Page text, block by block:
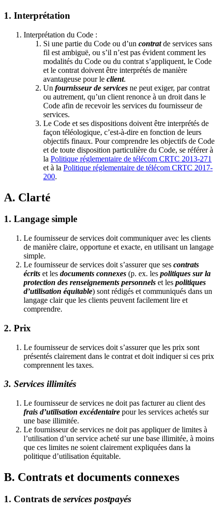
1. Interprétation
Interprétation du Code :
Si une partie du Code ou d’un contratde services sans
fil est ambiguë, ou s’il n’est pas évident comment les
modalités du Code ou du contrat s’appliquent, le Code
et le contrat doivent être interprétés de manière
avantageuse pour le client.
Un fournisseur de services ne peut exiger, par contrat
ou autrement, qu’un client renonce à un droit dans le
Code afin de recevoir les services du fournisseur de
services.
Le Code et ses dispositions doivent être interprétés de
façon téléologique, c’est-à-dire en fonction de leurs
objectifs finaux. Pour comprendre les objectifs de Code
et de toute disposition particulière du Code, se référer à
la Politique réglementaire de télécom CRTC 2013‑271
et à la Politique réglementaire de télécom CRTC 2017-
200.
A. Clarté
1. Langage simple
Le fournisseur de services doit communiquer avec les clients
de manière claire, opportune et exacte, en utilisant un langage
simple.
Le fournisseur de services doit s’assurer que ses contrats
écrits et les documents connexes (p. ex. les politiques sur la
protection des renseignements personnels et les politiques
d’utilisation équitable) sont rédigés et communiqués dans un
langage clair que les clients peuvent facilement lire et
comprendre.
2. Prix
Le fournisseur de services doit s’assurer que les prix sont
présentés clairement dans le contrat et doit indiquer si ces prix
comprennent les taxes.
3. Services illimités
Le fournisseur de services ne doit pas facturer au client des
frais d’utilisation excédentaire pour les services achetés sur
une base illimitée.
Le fournisseur de services ne doit pas appliquer de limites à
l’utilisation d’un service acheté sur une base illimitée, à moins
que ces limites ne soient clairement expliquées dans la
politique d’utilisation équitable.
B. Contrats et documents connexes
1. Contrats de services postpayés